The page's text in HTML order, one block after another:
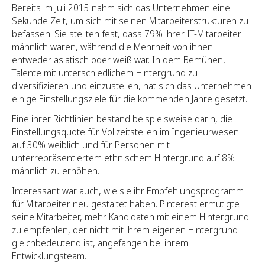
Bereits im Juli 2015 nahm sich das Unternehmen eine
Sekunde Zeit, um sich mit seinen Mitarbeiterstrukturen zu
befassen. Sie stellten fest, dass 79% ihrer IT-Mitarbeiter
männlich waren, während die Mehrheit von ihnen
entweder asiatisch oder weiß war. In dem Bemühen,
Talente mit unterschiedlichem Hintergrund zu
diversifizieren und einzustellen, hat sich das Unternehmen
einige Einstellungsziele für die kommenden Jahre gesetzt.
Eine ihrer Richtlinien bestand beispielsweise darin, die
Einstellungsquote für Vollzeitstellen im Ingenieurwesen
auf 30% weiblich und für Personen mit
unterrepräsentiertem ethnischem Hintergrund auf 8%
männlich zu erhöhen.
Interessant war auch, wie sie ihr Empfehlungsprogramm
für Mitarbeiter neu gestaltet haben. Pinterest ermutigte
seine Mitarbeiter, mehr Kandidaten mit einem Hintergrund
zu empfehlen, der nicht mit ihrem eigenen Hintergrund
gleichbedeutend ist, angefangen bei ihrem
Entwicklungsteam.